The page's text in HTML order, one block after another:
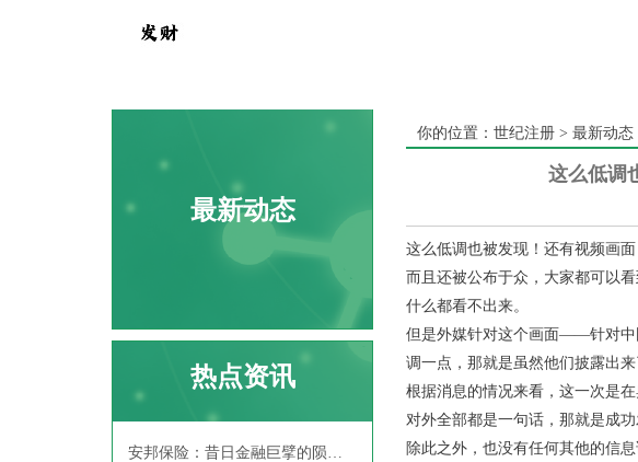
最新动态
热点资讯
安邦保险：昔日金融巨擘的陨落之路
你的位置：世纪注册 >最新动态
这么低调
这么低调也被发现！还有视频画
而且还被公布于众，大家都可以
什么都看不出来。
但是外媒针对这个画面——针对中
调一点，那就是虽然他们披露出
根据消息的情况来看，这一次是
对外全部都是一句话，那就是成
除此之外，也没有任何其他的信